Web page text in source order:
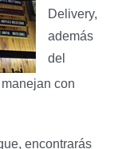
Delivery,
además
del
con
encontrarás